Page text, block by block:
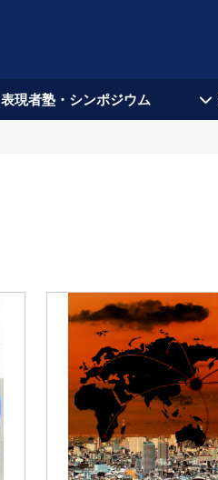
表現者塾・シンポジウム